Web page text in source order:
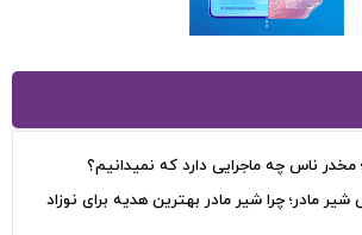
ناس چه ماجرایی دارد که نمیدانیم؟
مادر؛ چرا شیر مادر بهترین هدیه برای نوزاد